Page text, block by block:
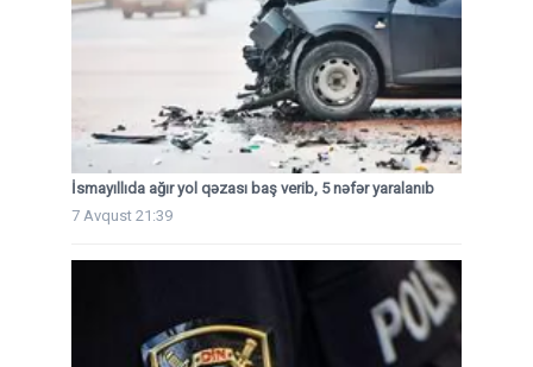
İsmayıllıda ağır yol qəzası baş verib, 5 nəfər yaralanıb
7 Avqust 21:39